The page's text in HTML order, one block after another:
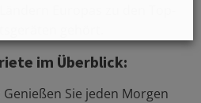
Europas zu den Top-
gehört.
im Überblick:
Genießen Sie jeden Morgen